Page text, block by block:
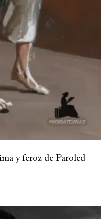
y feroz de Paroled